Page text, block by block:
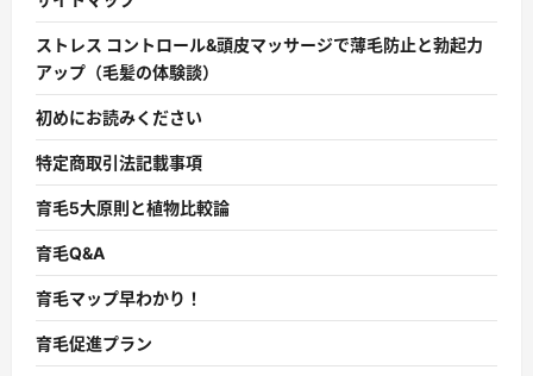
ストレス コントロール&頭皮マッサージで薄毛防止と勃起力
アップ（毛髪の体験談）
初めにお読みください
特定商取引法記載事項
育毛5大原則と植物比較論
育毛Q&A
育毛マップ早わかり！
育毛促進プラン